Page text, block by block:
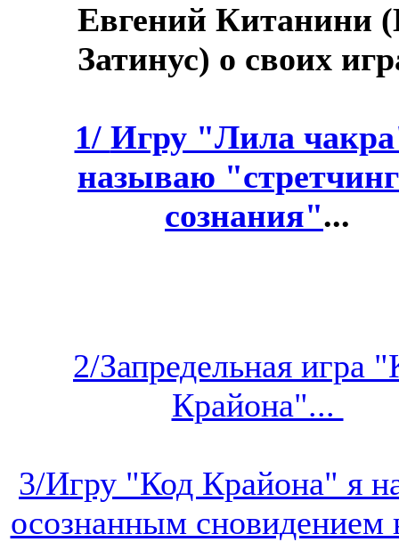
Евгений Китанини
Затинус) о своих
1/ Игру "Лила
называю
сознания"...
2/Запредельная игра
Крайона"...
3/Игру "Код Крайона" я
осознанным сновидением